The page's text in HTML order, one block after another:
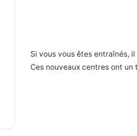
Si vous vous êtes entraînés,
Ces nouveaux centres ont